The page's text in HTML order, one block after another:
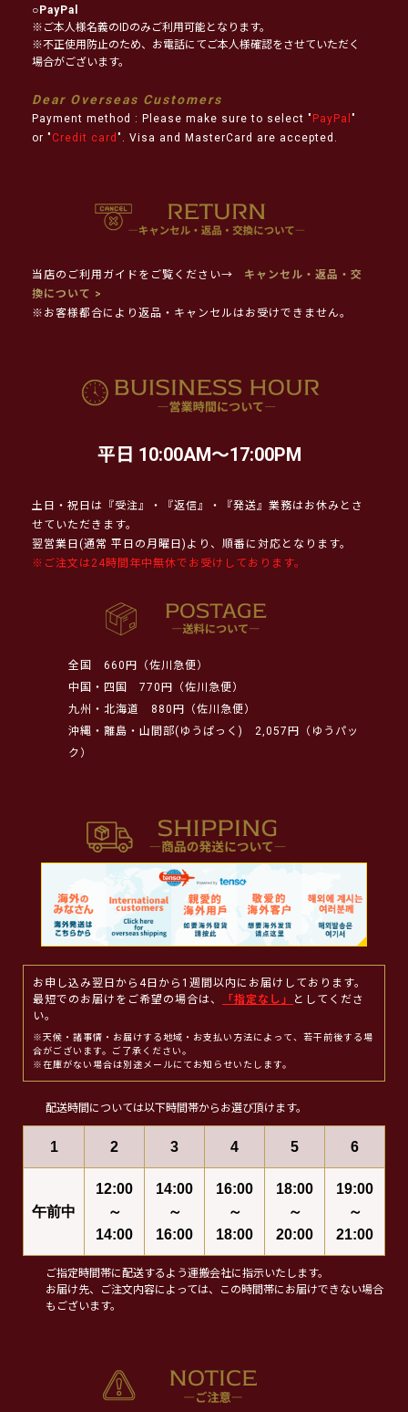
○PayPal
※ご本人様名義のIDのみご利用可能となります。
※不正使用防止のため、お電話にてご本人様確認をさせていただく
場合がございます。
Dear Overseas Customers
Payment method : Please make sure to select " PayPal "
or " Credit card ". Visa and MasterCard are accepted.
当店のご利用ガイドをご覧ください→
キャンセル・返品・交
換について >
※お客様都合により返品・キャンセルはお受けできません。
平日 10:00AM～17:00PM
土日・祝日は『受注』・『返信』・『発送』業務はお休みとさ
せていただきます。
翌営業日(通常 平日の月曜日)より、順番に対応となります。
※ご注文は24時間年中無休でお受けしております。
全国
660円（佐川急便）
中国・四国
770円（佐川急便）
九州・北海道
880円（佐川急便）
沖縄・離島・山間部(ゆうぱっく)
2,057円（ゆうパッ
ク）
お申し込み翌日から4日から1週間以内にお届けしております。
最短でのお届けをご希望の場合は、
「指定なし」
としてくださ
い。
※天候・諸事情・お届けする地域・お支払い方法によって、若干前後する場
合がございます。ご了承ください。
※在庫がない場合は別途メールにてお知らせいたします。
配送時間については以下時間帯からお選び頂けます。
1 2 3 4 5 6
午前中
12:00
～
14:00
14:00
～
16:00
16:00
～
18:00
18:00
～
20:00
19:00
～
21:00
ご指定時間帯に配送するよう運搬会社に指示いたします。
お届け先、ご注文内容によっては、この時間帯にお届けできない場合
もございます。